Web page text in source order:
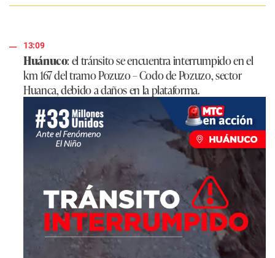
13:09
Huánuco: el tránsito se encuentra interrumpido en el
km 167 del tramo Pozuzo – Codo de Pozuzo, sector
Huanca, debido a daños en la plataforma.